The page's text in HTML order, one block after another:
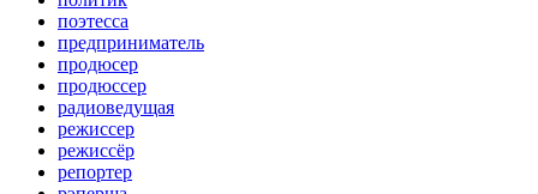
поэтесса
предприниматель
продюсер
продюссер
радиоведущая
режиссер
режиссёр
репортер